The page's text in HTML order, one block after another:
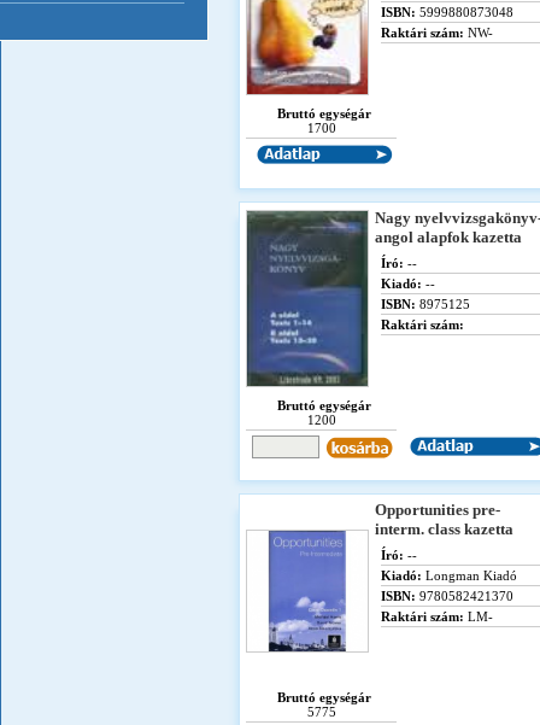
ISBN: 5999880873048
Raktári szám: NW-
Bruttó egységár
1700
Nagy
angol alapfok kazetta
Író: --
Kiadó: --
ISBN: 8975125
Raktári szám:
Bruttó egységár
1200
Opportunities pre-
interm. class kazetta
Író: --
Kiadó: Longman Kiadó
ISBN: 9780582421370
Raktári szám: LM-
Bruttó egységár
5775